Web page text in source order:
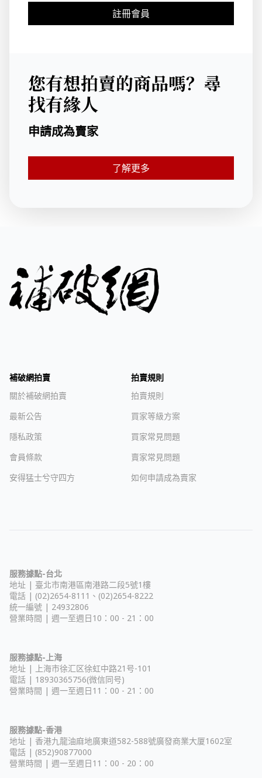
註冊會員
您有想拍賣的商品嗎？尋
找有緣人
申請成為賣家
了解更多
補破網拍賣
關於補破網拍賣
最新公告
隱私政策
會員條款
安得猛士兮守四方
拍賣規則
拍賣規則
買家等級方案
買家常見問題
賣家常見問題
如何申請成為賣家
服務據點-台北
地址 | 臺北市南港區南港路二段5號1樓
電話 | (02)2654-8111、(02)2654-8222
統一編號 | 24932806
營業時間 | 週一至週日10：00 - 21：00
服務據點-上海
地址 |
上海市徐汇区徐虹中路21号-101
電話 | 18930365756(微信同号)
營業時間 | 週一至週日11：00 - 21：00
服務據點-香港
地址 | 香港九龍油麻地廣東道582-588號廣發商業大厦1602室
電話 | (852)90877000
營業時間 | 週一至週日11：00 - 20：00